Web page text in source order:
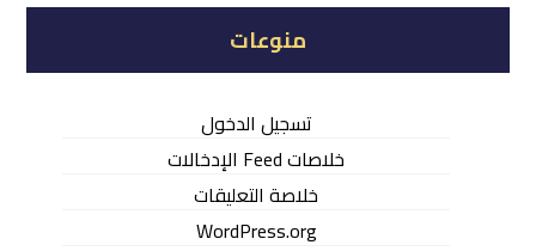
منوعات
تسجيل الدخول
خلاصات Feed الإدخالات
خلاصة التعليقات
WordPress.org